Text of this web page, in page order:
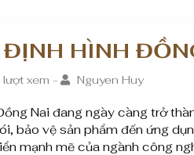
ĐỊNH HÌNH
xem - Nguyen Huy
Nai đang ngày càng trở
bảo vệ sản phẩm đến ứng
mạnh mẽ của ngành công